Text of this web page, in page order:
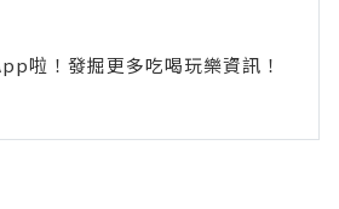
啦！發掘更多吃喝玩樂資訊！